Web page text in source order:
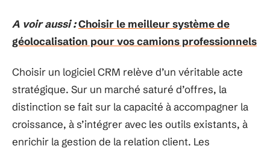
A voir aussi :Choisir le meilleur système de
géolocalisation pour vos camions professionnels
Choisir un logiciel CRM relève d’un véritable acte
stratégique. Sur un marché saturé d’offres, la
distinction se fait sur la capacité à accompagner la
croissance, à s’intégrer avec les outils existants, à
enrichir la gestion de la relation client. Les